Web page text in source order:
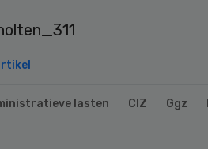
lasten CIZ Ggz